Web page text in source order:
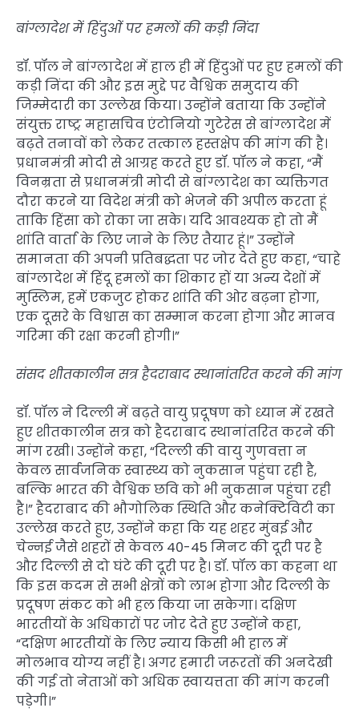
बांग्लादेश में हिंदुओं पर हमलों की कड़ी निंदा
डॉ. पॉल ने बांग्लादेश में हाल ही में हिंदुओं पर हुए हमलों की
कड़ी निंदा की और इस मुद्दे पर वैश्विक समुदाय की
जिम्मेदारी का उल्लेख किया। उन्होंने बताया कि उन्होंने
संयुक्त राष्ट्र महासचिव एंटोनियो गुटेरेस से बांग्लादेश में
बढ़ते तनावों को लेकर तत्काल हस्तक्षेप की मांग की है।
प्रधानमंत्री मोदी से आग्रह करते हुए डॉ. पॉल ने कहा, “मैं
विनम्रता से प्रधानमंत्री मोदी से बांग्लादेश का व्यक्तिगत
दौरा करने या विदेश मंत्री को भेजने की अपील करता हूं
ताकि हिंसा को रोका जा सके। यदि आवश्यक हो तो मैं
शांति वार्ता के लिए जाने के लिए तैयार हूं।” उन्होंने
समानता की अपनी प्रतिबद्धता पर जोर देते हुए कहा, “चाहे
बांग्लादेश में हिंदू हमलों का शिकार हों या अन्य देशों में
मुस्लिम, हमें एकजुट होकर शांति की ओर बढ़ना होगा,
एक दूसरे के विश्वास का सम्मान करना होगा और मानव
गरिमा की रक्षा करनी होगी।”
संसद शीतकालीन सत्र हैदराबाद स्थानांतरित करने की मांग
डॉ. पॉल ने दिल्ली में बढ़ते वायु प्रदूषण को ध्यान में रखते
हुए शीतकालीन सत्र को हैदराबाद स्थानांतरित करने की
मांग रखी। उन्होंने कहा, “दिल्ली की वायु गुणवत्ता न
केवल सार्वजनिक स्वास्थ्य को नुकसान पहुंचा रही है,
बल्कि भारत की वैश्विक छवि को भी नुकसान पहुंचा रही
है।” हैदराबाद की भौगोलिक स्थिति और कनेक्टिविटी का
उल्लेख करते हुए, उन्होंने कहा कि यह शहर मुंबई और
चेन्नई जैसे शहरों से केवल 40-45 मिनट की दूरी पर है
और दिल्ली से दो घंटे की दूरी पर है। डॉ. पॉल का कहना था
कि इस कदम से सभी क्षेत्रों को लाभ होगा और दिल्ली के
प्रदूषण संकट को भी हल किया जा सकेगा। दक्षिण
भारतीयों के अधिकारों पर जोर देते हुए उन्होंने कहा,
“दक्षिण भारतीयों के लिए न्याय किसी भी हाल में
मोलभाव योग्य नहीं है। अगर हमारी जरूरतों की अनदेखी
की गई तो नेताओं को अधिक स्वायत्तता की मांग करनी
पड़ेगी।”